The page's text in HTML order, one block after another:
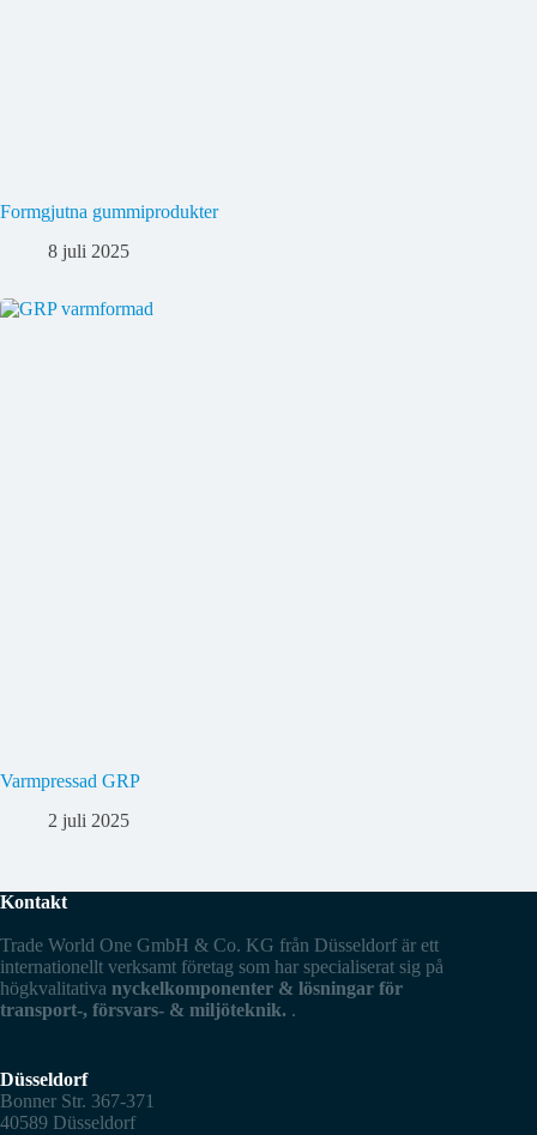
Formgjutna gummiprodukter
8 juli 2025
Varmpressad GRP
2 juli 2025
Kontakt
Trade World One GmbH & Co. KG från Düsseldorf är ett
internationellt verksamt företag som har specialiserat sig på
högkvalitativa nyckelkomponenter & lösningar för
transport-, försvars- & miljöteknik. .
Düsseldorf
Bonner Str. 367-371
40589 Düsseldorf